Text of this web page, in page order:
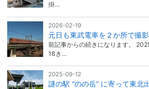
掛…
2026-02-19
元日も東武電車を２か所で撮影
前記事からの続きになります。
18き…
2025-09-12
謎の駅 "のの岳” に寄って東北